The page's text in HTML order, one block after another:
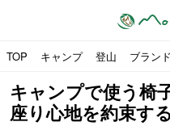
TOP キャンプ 登山 ブラン
キャンプで使う椅
座り心地を約束す